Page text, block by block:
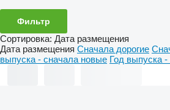
Фильтр
Сортировка: Дата размещения
Дата размещения Сначала дорогие
выпуска - сначала новые Год выпуска